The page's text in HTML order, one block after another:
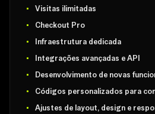
Visitas ilimitadas
Checkout Pro
Infraestrutura dedicada
Integrações avançadas e API
Desenvolvimento de novas
Códigos personalizados para
Ajustes de layout, design e